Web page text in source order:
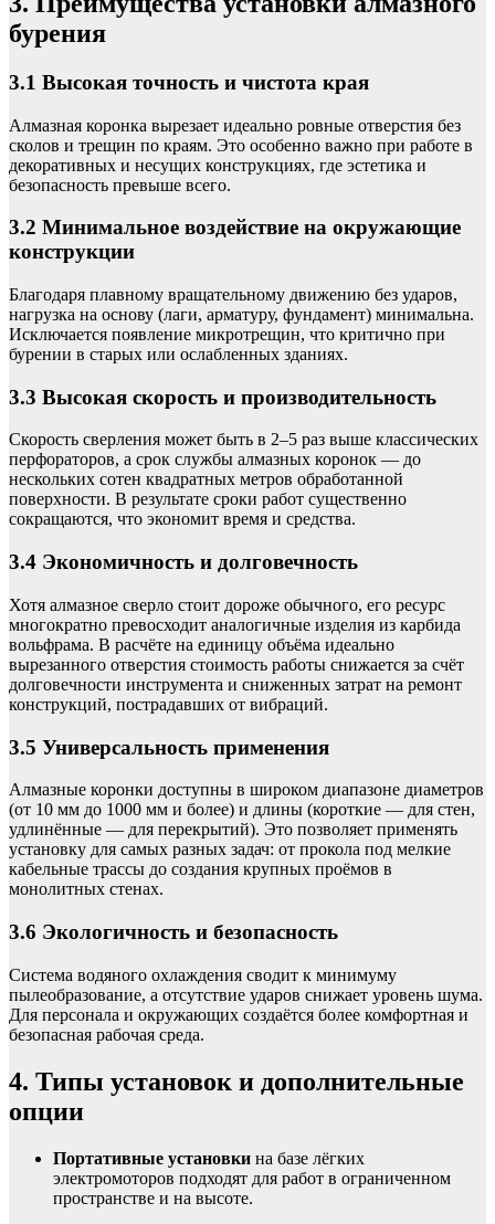
бурения
3.1 Высокая точность и чистота края
Алмазная коронка вырезает идеально ровные отверстия без
сколов и трещин по краям. Это особенно важно при работе в
декоративных и несущих конструкциях, где эстетика и
безопасность превыше всего.
3.2 Минимальное воздействие на окружающие
конструкции
Благодаря плавному вращательному движению без ударов,
нагрузка на основу (лаги, арматуру, фундамент) минимальна.
Исключается появление микротрещин, что критично при
бурении в старых или ослабленных зданиях.
3.3 Высокая скорость и производительность
Скорость сверления может быть в 2–5 раз выше классических
перфораторов, а срок службы алмазных коронок — до
нескольких сотен квадратных метров обработанной
поверхности. В результате сроки работ существенно
сокращаются, что экономит время и средства.
3.4 Экономичность и долговечность
Хотя алмазное сверло стоит дороже обычного, его ресурс
многократно превосходит аналогичные изделия из карбида
вольфрама. В расчёте на единицу объёма идеально
вырезанного отверстия стоимость работы снижается за счёт
долговечности инструмента и сниженных затрат на ремонт
конструкций, пострадавших от вибраций.
3.5 Универсальность применения
Алмазные коронки доступны в широком диапазоне диаметров
(от 10 мм до 1000 мм и более) и длины (короткие — для стен,
удлинённые — для перекрытий). Это позволяет применять
установку для самых разных задач: от прокола под мелкие
кабельные трассы до создания крупных проёмов в
монолитных стенах.
3.6 Экологичность и безопасность
Система водяного охлаждения сводит к минимуму
пылеобразование, а отсутствие ударов снижает уровень шума.
Для персонала и окружающих создаётся более комфортная и
безопасная рабочая среда.
4. Типы установок и дополнительные
опции
Портативные установки на базе лёгких
электромоторов подходят для работ в ограниченном
пространстве и на высоте.